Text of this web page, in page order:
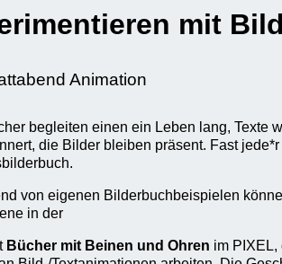
mit
Animation
begleiten einen ein Leben lang, Texte
die Bilder bleiben präsent. Fast
von eigenen Bilderbuchbeispielen
in der
Bücher mit Beinen und Ohren im PIXEL,